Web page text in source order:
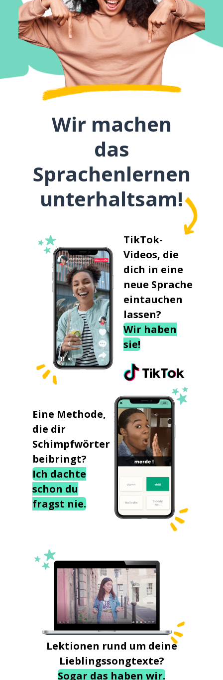
Wir machen
das
Sprachenlernen
unterhaltsam!
TikTok-
Videos, die
dich in eine
neue Sprache
eintauchen
lassen?
Wir haben
sie!
Eine Methode,
die dir
Schimpfwörter
beibringt?
Ich dachte
schon du
fragst nie.
Lektionen rund um deine
Lieblingssongtexte?
Sogar das haben wir.